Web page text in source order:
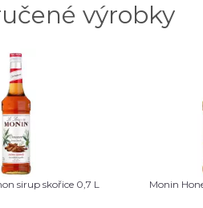
výrobky
sirup skořice 0,7 L Monin